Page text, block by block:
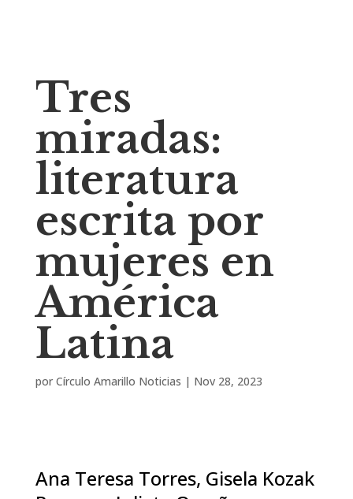
Tres
miradas:
literatura
escrita por
mujeres en
América
Latina
por Círculo Amarillo Noticias | Nov 28, 2023
Ana Teresa Torres, Gisela Kozak